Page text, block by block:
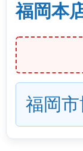
福岡本
福岡